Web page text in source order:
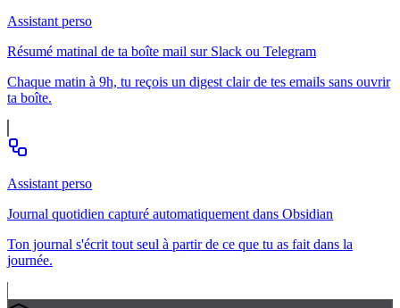
Assistant perso
Résumé matinal de ta boîte mail sur Slack ou Telegram
Chaque matin à 9h, tu reçois un digest clair de tes emails sans ouvrir
ta boîte.
Assistant perso
Journal quotidien capturé automatiquement dans Obsidian
Ton journal s'écrit tout seul à partir de ce que tu as fait dans la
journée.